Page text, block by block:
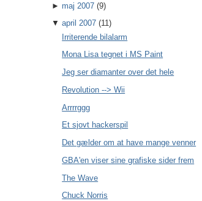
►maj 2007 (9)
▼april 2007 (11)
Irriterende bilalarm
Mona Lisa tegnet i MS Paint
Jeg ser diamanter over det hele
Revolution --> Wii
Arrrrggg
Et sjovt hackerspil
Det gælder om at have mange venner
GBA'en viser sine grafiske sider frem
The Wave
Chuck Norris